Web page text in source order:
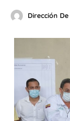
Dirección